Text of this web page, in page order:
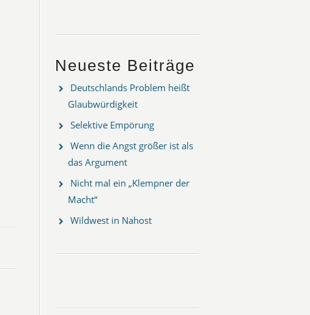
Neueste Beiträge
Deutschlands Problem heißt
Glaubwürdigkeit
Selektive Empörung
Wenn die Angst größer ist als
das Argument
Nicht mal ein „Klempner der
Macht“
Wildwest in Nahost